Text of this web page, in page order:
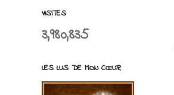
VISITES
3,980,835
LES LUS DE MON CŒUR